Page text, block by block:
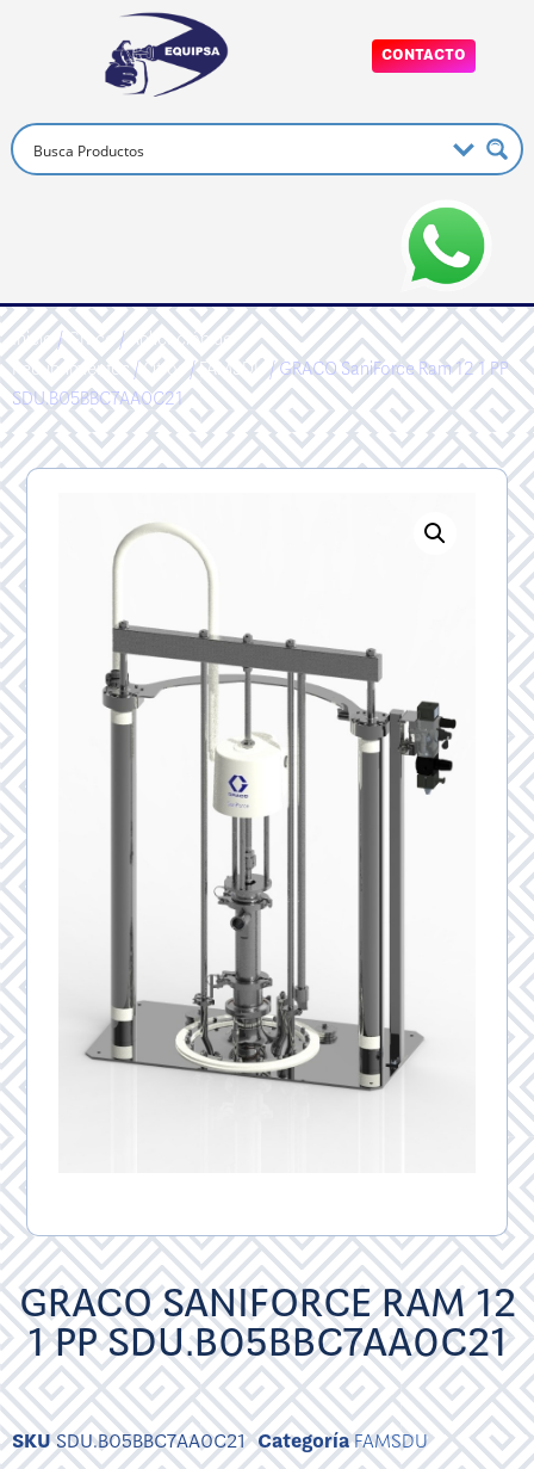
CONTACTO
Inicio/Graco/Aplicación de
Recubrimientos/Otros/FAMSDU/ GRACO SaniForce Ram 12 1 PP
SDU.B05BBC7AA0C21
GRACO SANIFORCE RAM 12
1 PP SDU.B05BBC7AA0C21
SKUSDU.B05BBC7AA0C21 CategoríaFAMSDU